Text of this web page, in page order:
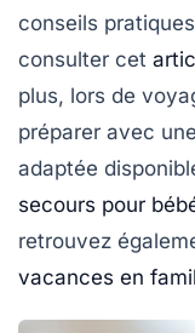
conseils
consulter cet
plus, lors de
préparer avec une
adaptée
secours pour
retrouvez
vacances en